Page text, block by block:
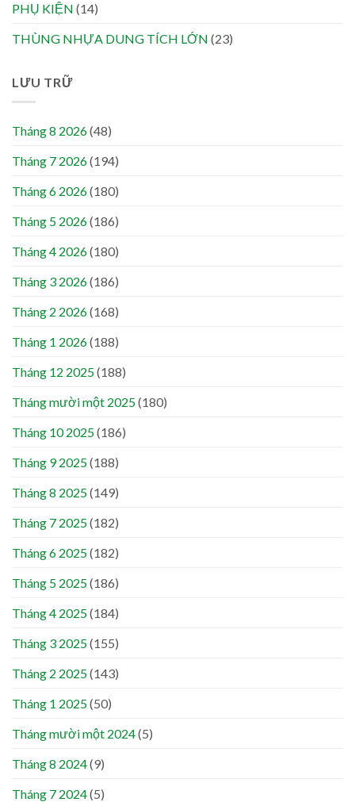
PHỤ KIỆN (14)
THÙNG NHỰA DUNG TÍCH LỚN (23)
LƯU TRỮ
Tháng 8 2026(48)
Tháng 7 2026(194)
Tháng 6 2026(180)
Tháng 5 2026(186)
Tháng 4 2026(180)
Tháng 3 2026(186)
Tháng 2 2026(168)
Tháng 1 2026(188)
Tháng 12 2025(188)
Tháng mười một 2025(180)
Tháng 10 2025(186)
Tháng 9 2025(188)
Tháng 8 2025(149)
Tháng 7 2025(182)
Tháng 6 2025(182)
Tháng 5 2025(186)
Tháng 4 2025(184)
Tháng 3 2025(155)
Tháng 2 2025(143)
Tháng 1 2025(50)
Tháng mười một 2024(5)
Tháng 8 2024(9)
Tháng 7 2024(5)